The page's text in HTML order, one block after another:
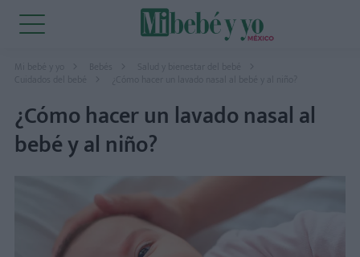
Mi bebé y yo Bebés
Salud y bienestar del bebé
¿Cómo hacer un lavado nasal al
bebé y al niño?